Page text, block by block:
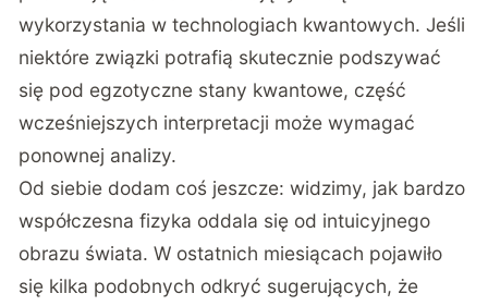
wykorzystania w technologiach kwantowych. Jeśli
niektóre związki potrafią skutecznie podszywać
się pod egzotyczne stany kwantowe, część
wcześniejszych interpretacji może wymagać
ponownej analizy.
Od siebie dodam coś jeszcze: widzimy, jak bardzo
współczesna fizyka oddala się od intuicyjnego
obrazu świata. W ostatnich miesiącach pojawiło
się kilka podobnych odkryć sugerujących, że